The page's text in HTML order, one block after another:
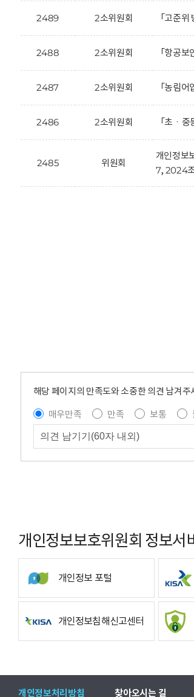
2489 2소위원회 「고준
2488 2소위원회 「항공
2487 2소위원회 「농림
2486 2소위원회 「초ㆍ
2485 위원회
개인정보
7, 2024
해당 페이지의 만족도와 소중한 의견 남겨주
매우만족
만족 보통
개인정보보호위원회 정보서
개인정보 포털
개인정보침해신고센터
개인정보처리방침 찾아오시는 길